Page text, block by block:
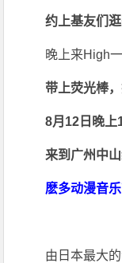
约上基友们
晚上来High
带上荧光棒
8月12日晚上
来到广州中
麽多动漫音
由日本最大